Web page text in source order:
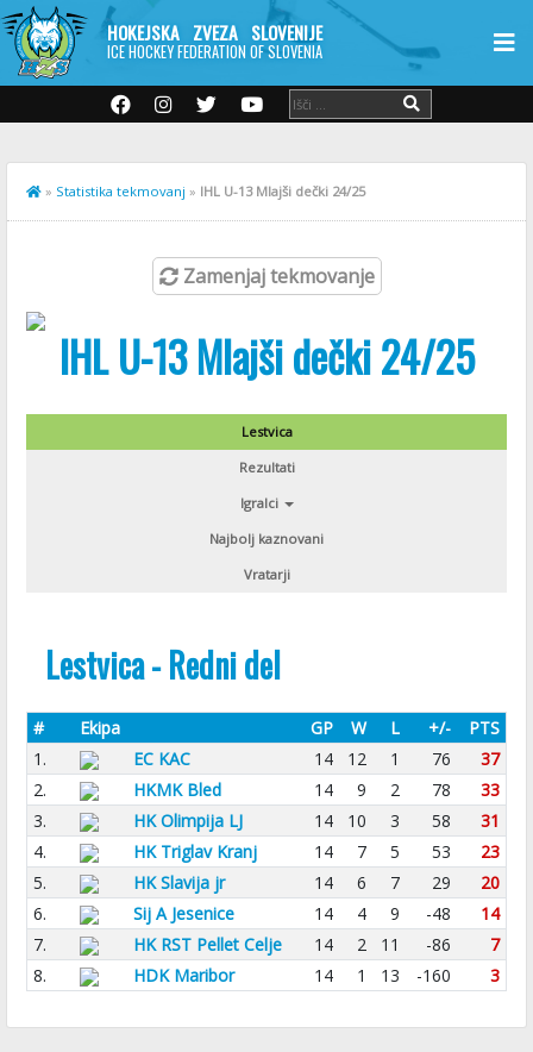
HOKEJSKA ZVEZA SLOVENIJE
ICE HOCKEY FEDERATION OF SLOVENIA
» Statistika tekmovanj » IHL U-13 Mlajši dečki 24/25
Zamenjaj tekmovanje
IHL U-13 Mlajši dečki 24/25
Lestvica
Rezultati
Igralci
Najbolj kaznovani
Vratarji
Lestvica - Redni del
# Ekipa GP W L +/-
PTS
1.
EC KAC 14 12 1 76
37
2.
HKMK Bled 14 9 2 78
33
3.
HK Olimpija LJ 14 10 3 58
31
4.
HK Triglav Kranj 14 7 5 53
23
5.
HK Slavija jr 14 6 7 29
20
6.
Sij A Jesenice 14 4 9 -48
14
7.
HK RST Pellet Celje 14 2 11 -86
7
8.
HDK Maribor 14 1 13 -160 3